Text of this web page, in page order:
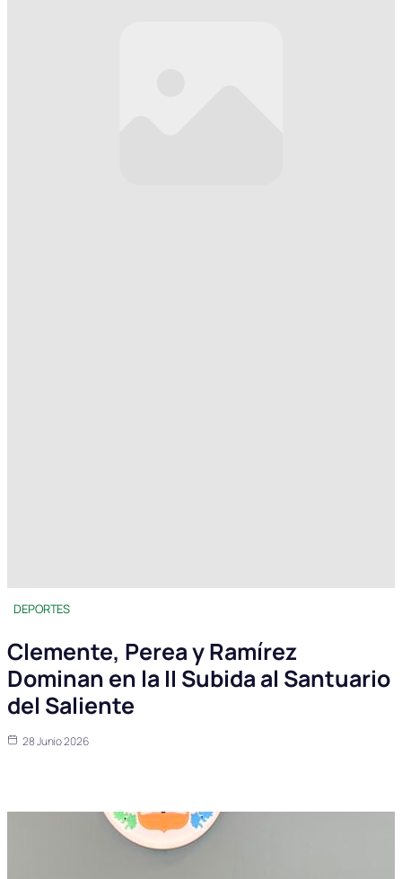
DEPORTES
Clemente, Perea y Ramírez
Dominan en la II Subida al Santuario
del Saliente
28 Junio 2026